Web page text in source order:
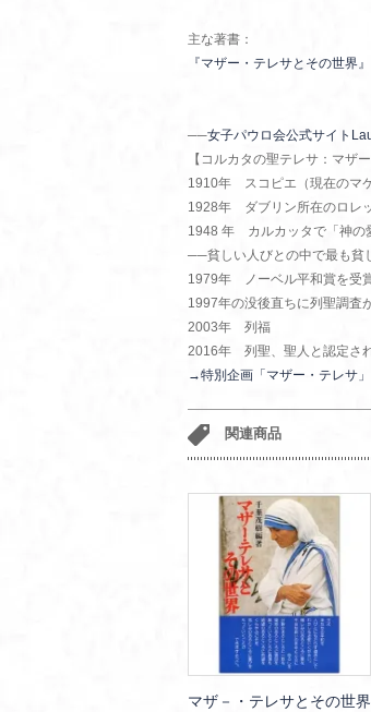
主な著書：
『マザー・テレサとその世界』
──女子パウロ会公式サイト
【コルカタの聖テレサ：マザ
1910年 スコピエ（現在のマ
1928年 ダブリン所在のロレ
1948 年 カルカッタで「神の
──貧しい人びとの中で最も貧
1979年 ノーベル平和賞を受
1997年の没後直ちに列聖調査
2003年 列福
2016年 列聖、聖人と認定され
→特別企画「マザー・テレサ」
関連商品
マザ－・テレサとその世界